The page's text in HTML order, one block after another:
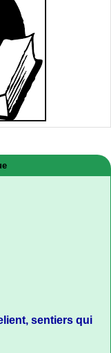
sentiers qui